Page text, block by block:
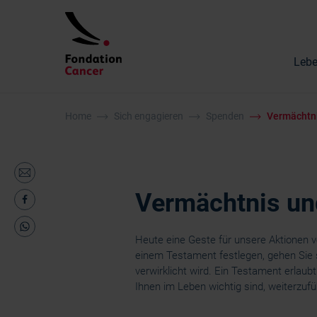
Home Sich engagieren Spenden
Vermächtnis
Heute eine Geste für unsere Aktionen
einem Testament festlegen, gehen
verwirklicht wird. Ein Testament
Ihnen im Leben wichtig sind,